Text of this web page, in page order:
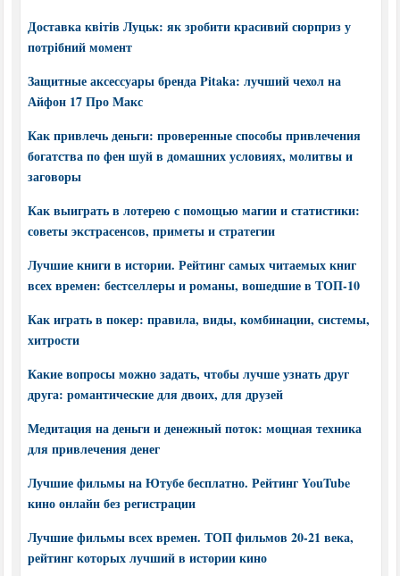
Доставка квітів Луцьк: як зробити красивий сюрприз у
потрібний момент
Защитные аксессуары бренда Pitaka: лучший чехол на
Айфон 17 Про Макс
Как привлечь деньги: проверенные способы привлечения
богатства по фен шуй в домашних условиях, молитвы и
заговоры
Как выиграть в лотерею с помощью магии и статистики:
советы экстрасенсов, приметы и стратегии
Лучшие книги в истории. Рейтинг самых читаемых книг
всех времен: бестселлеры и романы, вошедшие в ТОП-10
Как играть в покер: правила, виды, комбинации, системы,
хитрости
Какие вопросы можно задать, чтобы лучше узнать друг
друга: романтические для двоих, для друзей
Медитация на деньги и денежный поток: мощная техника
для привлечения денег
Лучшие фильмы на Ютубе бесплатно. Рейтинг YouTube
кино онлайн без регистрации
Лучшие фильмы всех времен. ТОП фильмов 20-21 века,
рейтинг которых лучший в истории кино